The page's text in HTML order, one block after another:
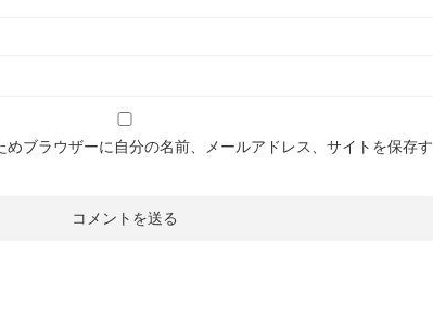
めブラウザーに自分の名前、メールアドレス、サイトを保存す